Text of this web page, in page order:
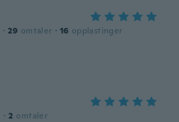
· 29 omtaler · 16 opplastinger
· 2 omtaler